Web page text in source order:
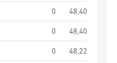
0
48,40
0
48,40
0
48,22